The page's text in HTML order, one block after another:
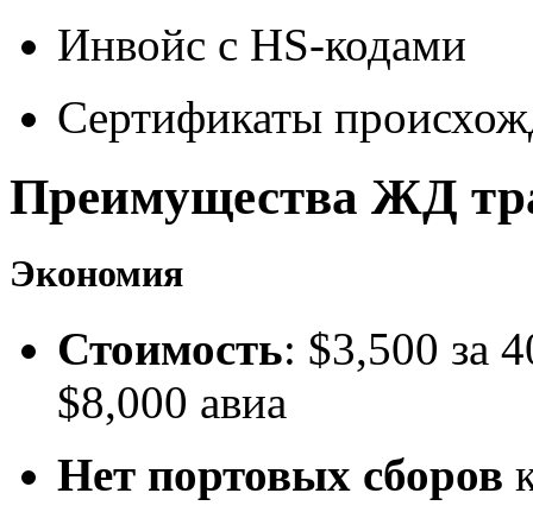
Инвойс с HS-кодами
Сертификаты
Преимущества ЖД
Экономия
Стоимость: $3,500 за
$8,000 авиа
Нет портовых сборов